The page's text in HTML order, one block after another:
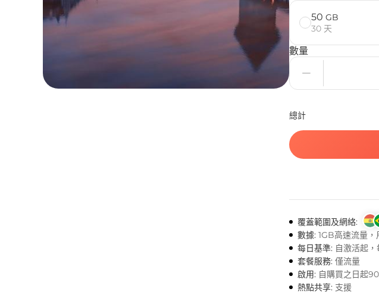
7/24 客戶服務
便捷安裝
50 GB
30 天
數量
總計
覆蓋範圍及網絡:
數據: 1GB高速流量
每日基準: 自激活起
套餐服務: 僅流量
啟用: 自購買之日起
熱點共享: 支援